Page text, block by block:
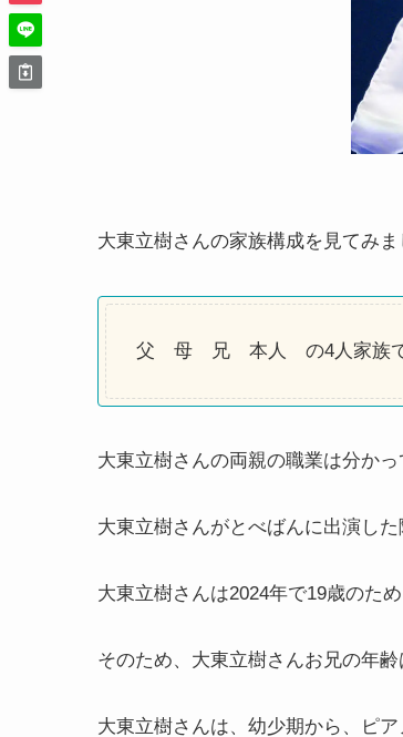
大東立樹さんの家族構成を見てみま
父 母 兄 本人 の4人家族で
大東立樹さんの両親の職業は分か
大東立樹さんがとべばんに出演し
大東立樹さんは2024年で19歳のた
そのため、大東立樹さんお兄の年
大東立樹さんは、幼少期から、